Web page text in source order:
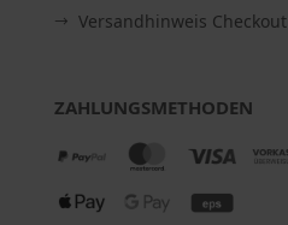
Versandhinweis Checkout
ZAHLUNGSMETHODEN